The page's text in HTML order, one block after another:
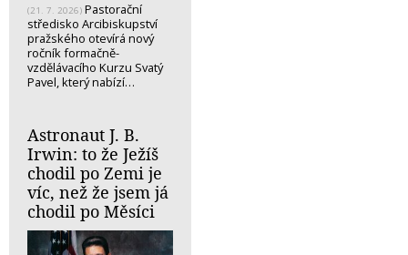
(21. 7. 2026) Pastorační
středisko Arcibiskupství
pražského otevírá nový
ročník formačně-
vzdělávacího Kurzu Svatý
Pavel, který nabízí…
Astronaut J. B.
Irwin: to že Ježíš
chodil po Zemi je
víc, než že jsem já
chodil po Měsíci